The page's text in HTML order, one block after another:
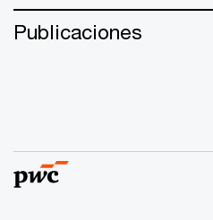
Publicaciones